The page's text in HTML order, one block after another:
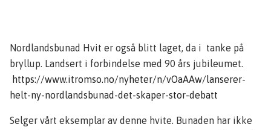
Nordlandsbunad Hvit er også blitt laget, da i tanke på
bryllup. Landsert i forbindelse med 90 års jubileumet.
https://www.itromso.no/nyheter/n/vOaAAw/lanserer-
helt-ny-nordlandsbunad-det-skaper-stor-debatt
Selger vårt eksemplar av denne hvite. Bunaden har ikke